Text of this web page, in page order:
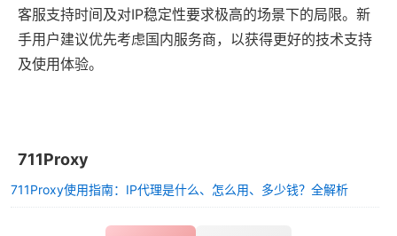
客服支持时间及对IP稳定性要求极高的场景下的局限。新
手用户建议优先考虑国内服务商，以获得更好的技术支持
及使用体验。
711Proxy
711Proxy使用指南：IP代理是什么、怎么用、多少钱？全解析